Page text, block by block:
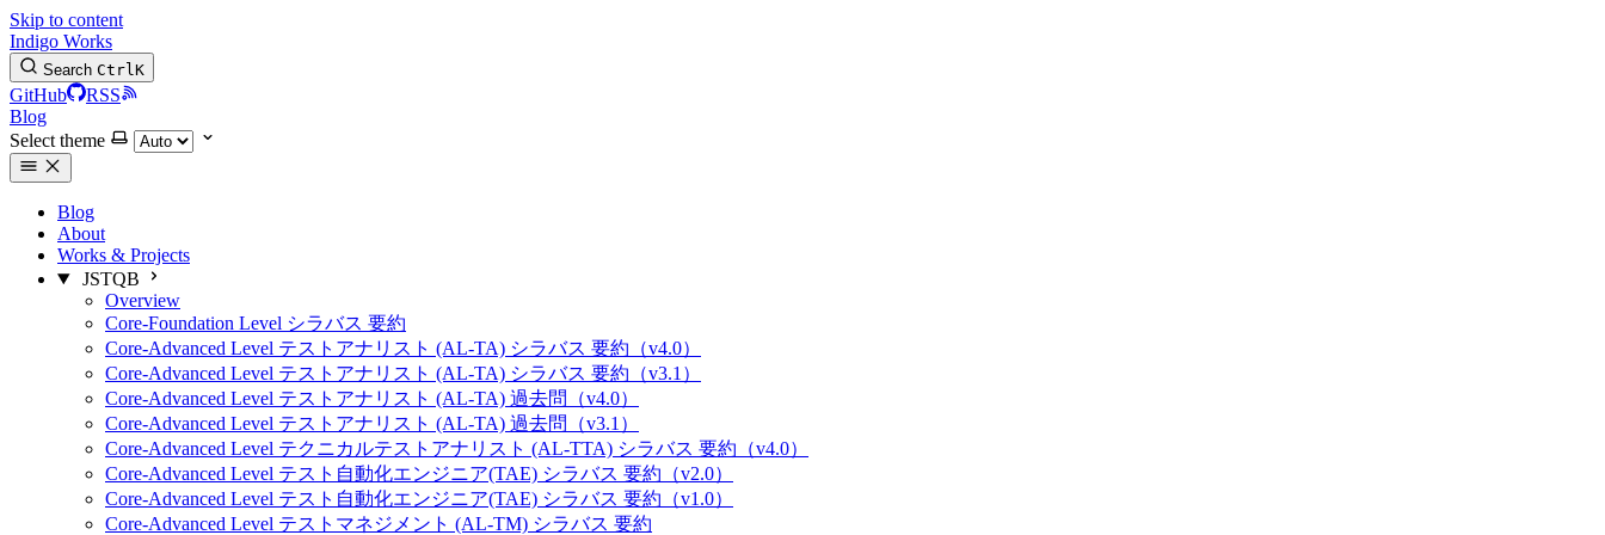
Skip to content
Indigo Works
Search CtrlK
GitHub
RSS
Blog
Select theme
Blog
About
Works & Projects
JSTQB
Overview
Core-Foundation Level シラバス 要約
Core-Advanced Level テストアナリスト (AL-TA) シラバス 要約（v4.0）
Core-Advanced Level テストアナリスト (AL-TA) シラバス 要約（v3.1）
Core-Advanced Level テストアナリスト (AL-TA) 過去問（v4.0）
Core-Advanced Level テストアナリスト (AL-TA) 過去問（v3.1）
Core-Advanced Level テクニカルテストアナリスト (AL-TTA) シラバス 要約（v4.0）
Core-Advanced Level テスト自動化エンジニア(TAE) シラバス 要約（v2.0）
Core-Advanced Level テスト自動化エンジニア(TAE) シラバス 要約（v1.0）
Core-Advanced Level テストマネジメント (AL-TM) シラバス 要約